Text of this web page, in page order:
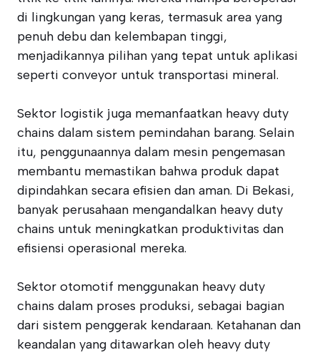
di lingkungan yang keras, termasuk area yang
penuh debu dan kelembapan tinggi,
menjadikannya pilihan yang tepat untuk aplikasi
seperti conveyor untuk transportasi mineral.
Sektor logistik juga memanfaatkan heavy duty
chains dalam sistem pemindahan barang. Selain
itu, penggunaannya dalam mesin pengemasan
membantu memastikan bahwa produk dapat
dipindahkan secara efisien dan aman. Di Bekasi,
banyak perusahaan mengandalkan heavy duty
chains untuk meningkatkan produktivitas dan
efisiensi operasional mereka.
Sektor otomotif menggunakan heavy duty
chains dalam proses produksi, sebagai bagian
dari sistem penggerak kendaraan. Ketahanan dan
keandalan yang ditawarkan oleh heavy duty